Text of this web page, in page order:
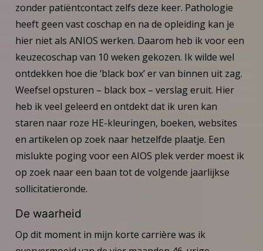
zonder patiëntcontact zelfs deze keer. Pathologie
heeft geen vast coschap en na de opleiding kan je
hier niet als ANIOS werken. Daarom heb ik voor een
keuzecoschap van 10 weken gekozen. Ik wilde wel
ontdekken hoe die ‘black box’ er van binnen uit zag.
Weefsel opsturen – black box – verslag eruit. Hier
heb ik veel geleerd en ontdekt dat ik uren kan
staren naar roze HE-kleuringen, boeken, websites
en artikelen op zoek naar hetzelfde plaatje. Een
mislukte poging voor een AIOS plek verder moest ik
op zoek naar een baan tot de volgende jaarlijkse
sollicitatieronde.
De waarheid
Op dit moment in mijn korte carrière was ik